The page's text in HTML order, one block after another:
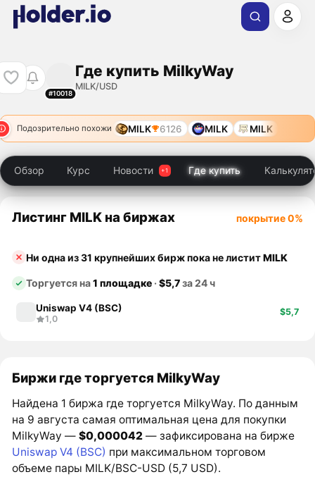
#10018
Где купить MilkyWay
MILK/USD
Подозрительно похожи MILK 6126 MILK MILK
Обзор Курс Новости Где купить
Листинг MILK на биржах покрытие 0%
Ни одна из 31 крупнейших бирж пока не листитMILK
Торгуется на1 площадке ·$5,7за 24 ч
Uniswap V4 (BSC)
1,0
$5,7
Биржи где торгуется MilkyWay
Найдена 1 биржа где торгуется MilkyWay. По данным
на 9 августа самая оптимальная цена для покупки
MilkyWay —$0,000042 — зафиксирована на бирже
Uniswap V4 (BSC) при максимальном торговом
объеме пары MILK/BSC-USD (5,7 USD).